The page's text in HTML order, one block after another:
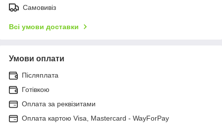
Самовивіз
Всі умови доставки
Умови оплати
Післяплата
Готівкою
Оплата за реквізитами
Оплата картою Visa, Mastercard - WayForPay